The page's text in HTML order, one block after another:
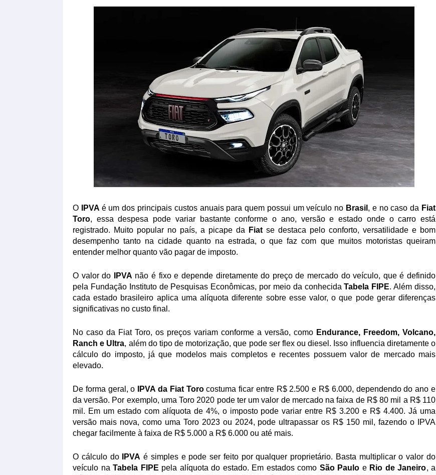
O IPVA é um dos principais custos anuais para quem possui um veículo no Brasil , e no caso da Fiat
Toro, essa despesa pode variar bastante conforme o ano, versão e estado onde o carro está
registrado. Muito popular no país, a picape da
Fiat se destaca pelo conforto, versatilidade e bom
desempenho tanto na cidade quanto na estrada, o que faz com que muitos motoristas queiram
entender melhor quanto vão pagar de imposto.
O valor do IPVA não é fixo e depende diretamente do preço de mercado do veículo, que é definido
pela Fundação Instituto de Pesquisas Econômicas, por meio da conhecidaTabela FIPE. Além disso,
cada estado brasileiro aplica uma alíquota diferente sobre esse valor, o que pode gerar diferenças
significativas no custo final.
No caso da Fiat Toro, os preços variam conforme a versão, como Endurance, Freedom, Volcano,
Ranch e Ultra, além do tipo de motorização, que pode ser flex ou diesel. Isso influencia diretamente o
cálculo do imposto, já que modelos mais completos e recentes possuem valor de mercado mais
elevado.
De forma geral, o IPVA da Fiat Torocostuma ficar entre R$ 2.500 e R$ 6.000, dependendo do ano e
da versão. Por exemplo, uma Toro 2020 pode ter um valor de mercado na faixa de R$ 80 mil a R$ 110
mil. Em um estado com alíquota de 4%, o imposto pode variar entre R$ 3.200 e R$ 4.400. Já uma
versão mais nova, como uma Toro 2023 ou 2024, pode ultrapassar os R$ 150 mil, fazendo o IPVA
chegar facilmente à faixa de R$ 5.000 a R$ 6.000 ou até mais.
O cálculo do IPVA é simples e pode ser feito por qualquer proprietário. Basta multiplicar o valor do
veículo naTabela FIPE pela alíquota do estado. Em estados como São Paulo e Rio de Janeiro, a